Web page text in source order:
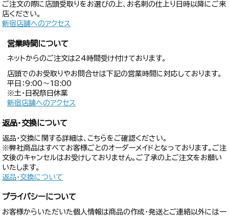
ご注文の際に店頭受取りをお選びの上、お名刺の仕上り日時以降にご来
店ください。
新宿店舗へのアクセス
営業時間について
ネットからのご注文は24時間受け付けております。
店頭でのお受取りやお問合せは下記の営業時間に対応しております。
平日：9:00〜18:00
※土・日祝祭日休業
新宿店舗へのアクセス
返品・交換について
返品・交換に関する詳細は、こちらをご確認ください。
※弊社商品はすべてお客様ごとのオーダーメイドとなっております。ご注
文後のキャンセルはお受けしておりません。ご了承の上ご注文をお願い
いたします。
返品・交換について
プライバシーについて
お客様からいただいた個人情報は商品の作成・発送とご連絡以外には一